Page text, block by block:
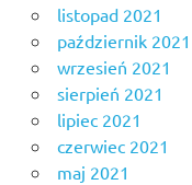
listopad 2021
październik 2021
wrzesień 2021
sierpień 2021
lipiec 2021
czerwiec 2021
maj 2021